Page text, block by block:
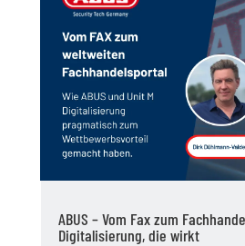
ABUS – Vom Fax zum
Digitalisierung, die wirkt